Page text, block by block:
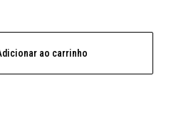
ao carrinho